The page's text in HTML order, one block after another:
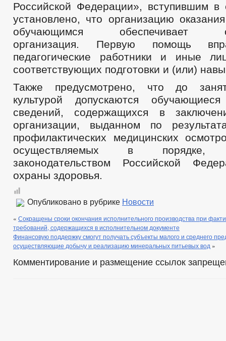
Российской Федерации», вступившим в
установлено, что организацию
обучающимся обеспечивает
организация. Первую помощь
педагогические работники и иные
соответствующих подготовки и (или)
Также предусмотрено, что до
культурой допускаются
сведений, содержащихся в
организации, выданном по
профилактических медицинских
осуществляемых в порядке,
законодательством Российской
охраны здоровья.
Опубликовано в рубрике Новости
« Сокращены сроки окончания исполнительного производства при
требований, содержащихся в исполнительном документе
Финансовую поддержку смогут получать субъекты малого и среднего
осуществляющие добычу и реализацию минеральных питьевых вод »
Комментирование и размещение ссылок